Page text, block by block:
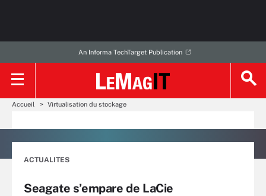
An Informa TechTarget Publication
Accueil Virtualisation du stockage
ACTUALITES
Seagate s’empare de LaCie